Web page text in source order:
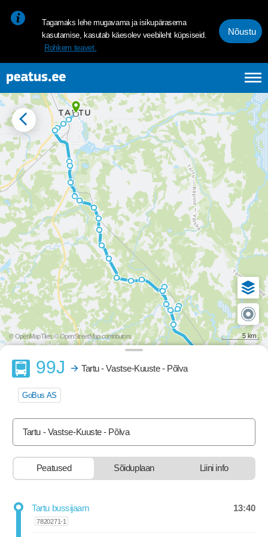
Tagamaks lehe mugavama ja isikupärasema
kasutamise, kasutab käesolev veebileht küpsiseid.
Rohkem teavet.
Nõustu
© OpenMapTiles © OpenStreetMap contributors 5 km
Buss
99J Tartu - Vastse-Kuuste - Põlva
GoBus AS
Tartu - Vastse-Kuuste - Põlva
Peatused Sõiduplaan Liini info
Tartu bussijaam Departure
13:40
7820271-1